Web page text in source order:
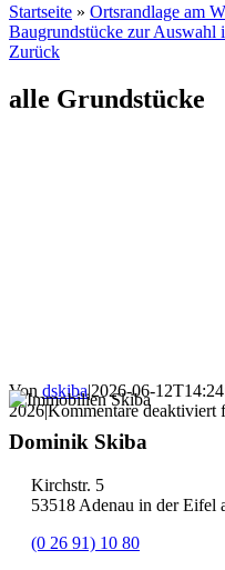
Startseite » Ortsrandlage am
Baugrundstücke zur Auswahl
Zurück
alle Grundstücke
Von dskiba|2026-06-
2026|Kommentare deaktiviert
Dominik Skiba
Kirchstr. 5
53518 Adenau in der Eifel
(0 26 91) 10 80